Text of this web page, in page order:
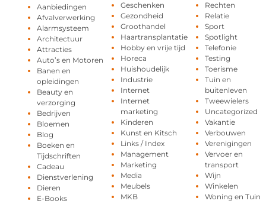
Aanbiedingen
Afvalverwerking
Alarmsysteem
Architectuur
Attracties
Auto’s en Motoren
Banen en
opleidingen
Beauty en
verzorging
Bedrijven
Bloemen
Blog
Boeken en
Tijdschriften
Cadeau
Dienstverlening
Dieren
E-Books
Geschenken
Gezondheid
Groothandel
Haartransplantatie
Hobby en vrije tijd
Horeca
Huishoudelijk
Industrie
Internet
Internet
marketing
Kinderen
Kunst en Kitsch
Links / Index
Management
Marketing
Media
Meubels
MKB
Rechten
Relatie
Sport
Spotlight
Telefonie
Testing
Toerisme
Tuin en
buitenleven
Tweewielers
Uncategorized
Vakantie
Verbouwen
Verenigingen
Vervoer en
transport
Wijn
Winkelen
Woning en Tuin